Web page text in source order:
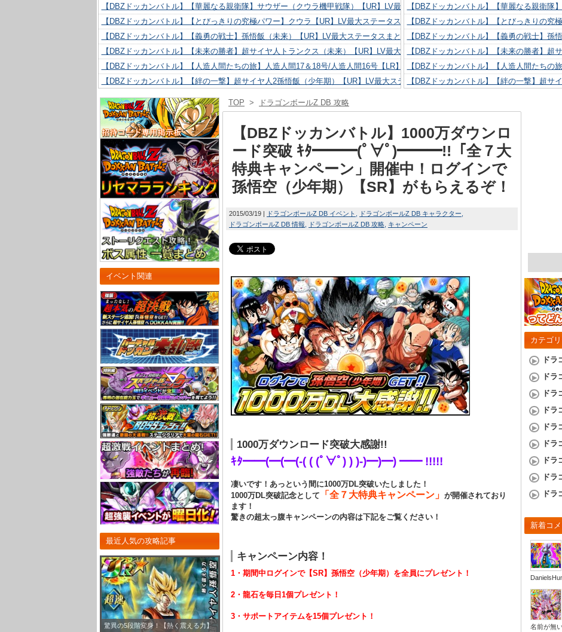
【DBZドッカンバトル】【華麗なる親衛隊】サウザー（クウラ機甲戦隊）【UR】LV最大ステータスまとめ！
【DBZドッカンバトル】【とびっきりの究極パワー】クウラ【UR】LV最大ステータスまとめ！
【DBZドッカンバトル】【義勇の戦士】孫悟飯（未来）【UR】LV最大ステータスまとめ！
【DBZドッカンバトル】【未来の勝者】超サイヤ人トランクス（未来）【UR】LV最大ステータスまとめ！
【DBZドッカンバトル】【人造人間たちの旅】人造人間17＆18号/人造人間16号【LR】LV最大ステータスまとめ！
【DBZドッカンバトル】【絆の一撃】超サイヤ人2孫悟飯（少年期）【UR】LV最大ステータスまとめ！
【DBZドッカンバトル】【抗い続ける精神力】人造人間18号【UR】LV最大ステータスまとめ！
【DBZドッカンバトル】【技巧とひらめき】クリリン【UR】LV最大ステータスまとめ！
【DBZドッカンバトル】【新たに得た好機】人造人間16号【UR】LV最大ステータスまとめ！
【DBZドッカンバトル】【華麗なる親衛隊
【DBZドッカンバトル】【とびっきりの究
【DBZドッカンバトル】【義勇の戦士】孫
【DBZドッカンバトル】【未来の勝者】超
【DBZドッカンバトル】【人造人間たちの
【DBZドッカンバトル】【絆の一撃】超サ
【DBZドッカンバトル】【技巧とひらめき
【DBZドッカンバトル】【新たに得た好機
イベント関連
最近人気の攻略記事
驚異の5段階変身！【熱く震える力】
TOP > ドラゴンボールZ DB 攻略
【DBZドッカンバトル】1000万ダウンロ
ード突破 ｷﾀ━━━(ﾟ∀ﾟ)━━━!!「全７大
特典キャンペーン」開催中！ログインで
孫悟空（少年期）【SR】がもらえるぞ！
2015/03/19 ドラゴンボールZ DB イベント
ドラゴンボールZ DB キャラクター
ドラゴンボールZ DB 情報
ドラゴンボールZ DB 攻略 キャンペーン
1000万ダウンロード突破大感謝!!
ｷﾀ━━(━(━(-( ( (ﾟ∀ﾟ) ) )-)━)━) ━━ !!!!!
凄いです！あっという間に1000万DL突破いたしました！
1000万DL突破記念として
「 全７大特典キャンペーン 」 が開催されており
ます！
驚きの超太っ腹キャンペーンの内容は下記をご覧ください！
キャンペーン内容！
1・期間中ログインで【SR】孫悟空（少年期）を全員にプレゼント！
2・龍石を毎日1個プレゼント！
3・サポートアイテムを15個プレゼント！
カテゴ
ドラ
ド
ド
ド
ドラ
ドラ
ドラ
ドラ
ドラ
新着コメ
名前が無